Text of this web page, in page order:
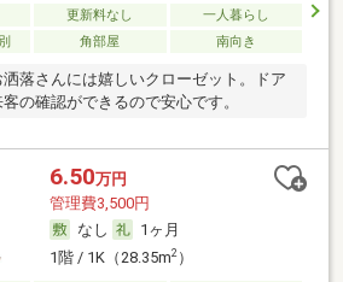
更新料なし
一人暮らし
角部屋 南向き
落さんには嬉しいクローゼット。ドア
の確認ができるので安心です。
6.50万円
管理費3,500円
なし
1ヶ月
1階 / 1K（28.35m2）